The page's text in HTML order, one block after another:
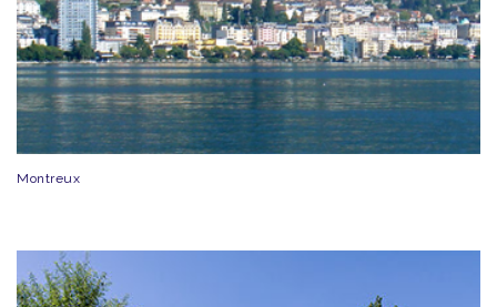
Montreux